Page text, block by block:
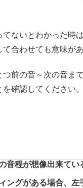
てないとわかった時
合わせても意味があ
つ前の音～次の音ま
確認してください。
音程が想像出来てい
ングがある場合、左